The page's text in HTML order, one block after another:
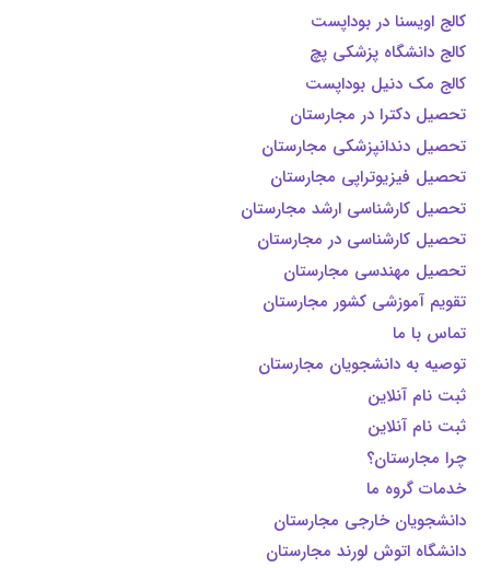
کالج اویسنا در بوداپست
کالج دانشگاه پزشکی پچ
کالج مک دنیل بوداپست
تحصیل دکترا در مجارستان
تحصیل دندانپزشکی مجارستان
تحصیل فیزیوتراپی مجارستان
تحصیل کارشناسی ارشد مجارستان
تحصیل کارشناسی در مجارستان
تحصیل مهندسی مجارستان
تقویم آموزشی کشور مجارستان
تماس با ما
توصیه به دانشجویان مجارستان
ثبت نام آنلاین
ثبت نام آنلاین
چرا مجارستان؟
خدمات گروه ما
دانشجویان خارجی مجارستان
دانشگاه اتوش لورند مجارستان